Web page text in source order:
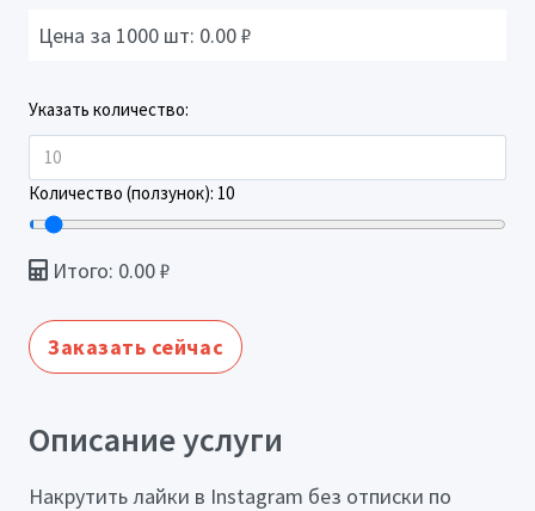
Цена за 1000 шт: 0.00₽
Указать количество:
Количество (ползунок): 10
Итого: 0.00₽
Заказать сейчас
Описание услуги
Накрутить лайки в Instagram без отписки по